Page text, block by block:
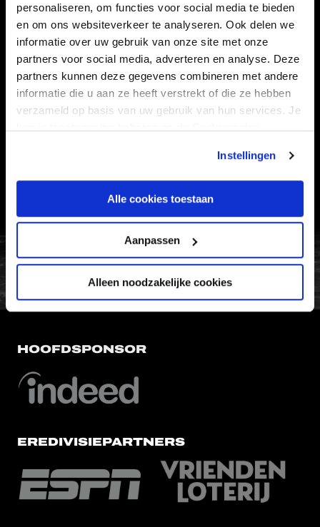
personaliseren, om functies voor social media te bieden
en om ons websiteverkeer te analyseren. Ook delen we
informatie over uw gebruik van onze site met onze
partners voor social media, adverteren en analyse. Deze
partners kunnen deze gegevens combineren met andere
informatie die u aan ze heeft verstrekt of die ze hebben
verzameld op basis van uw gebruik van hun services. Je
Instellingen
Alle cookies toestaan
Aanpassen
Alleen noodzakelijke cookies
STADION
SUPPORTERS
BUSINESS
Informatie
VEELGESTELDE VRAGEN
VERTROUWENSPERSOON
FC Utrecht<br>vanuit<br>het
HOOFDSPONSOR
EREDIVISIEPARTNERS